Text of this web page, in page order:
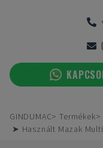
GINDUMAC Termékek
➤ Használt Mazak